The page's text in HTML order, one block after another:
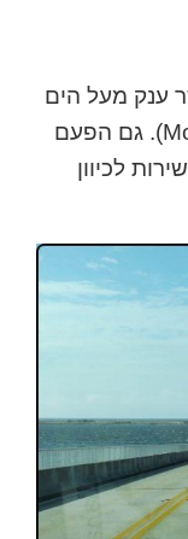
לכיוון כביש 10. גשר ענק מעל הים
מוביל אותנו אל העיר מובייל (Mobile). גם הפעם
לכיוון